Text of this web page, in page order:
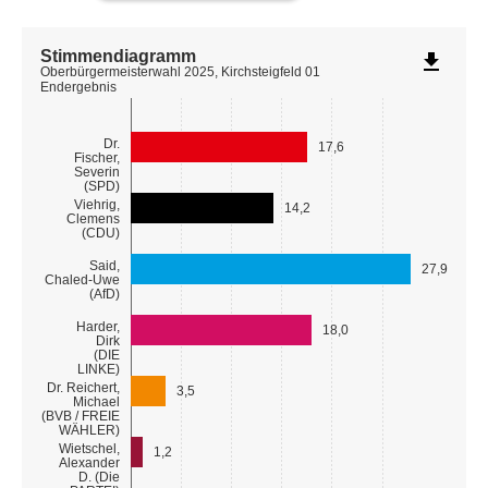
Dr.
Fischer,
Severin
(SPD)
Viehrig,
Clemens
(CDU)
Said,
Chaled-Uwe
(AfD)
Harder,
Dirk
(DIE
LINKE)
Dr. Reichert,
Michael
(BVB / FREIE
WÄHLER)
Wietschel,
Alexander
D. (Die
17,6
14,2
27,9
18,0
3,5
1,2
Stimmendiagramm
Oberbürgermeisterwahl 2025, Kirchsteigfeld 01
Endergebnis
file_download